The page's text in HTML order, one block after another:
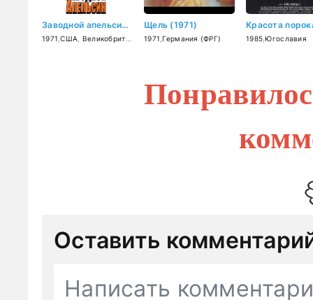
Заводной апельсин (1971)
1971 ,США Великобритания
Щель (1971)
1971 ,Германия (ФРГ) 1985 ,Югославия
Оставить
Написать